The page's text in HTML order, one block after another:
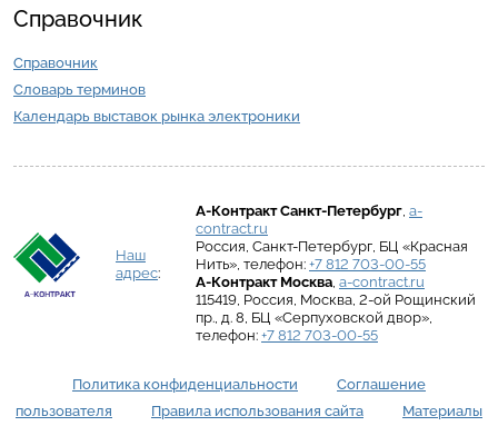
Справочник
Справочник
Словарь терминов
Календарь выставок рынка электроники
Наш
адрес:
А-Контракт Санкт-Петербург, a-
contract.ru
Россия, Санкт-Петербург, БЦ «Красная
Нить», телефон: +7 812 703-00-55
А-Контракт Москва, a-contract.ru
115419, Россия, Москва, 2-ой Рощинский
пр., д. 8, БЦ «Серпуховской двор»,
телефон: +7 812 703-00-55
Политика конфиденциальности
Соглашение
пользователя
Правила использования сайта Материалы